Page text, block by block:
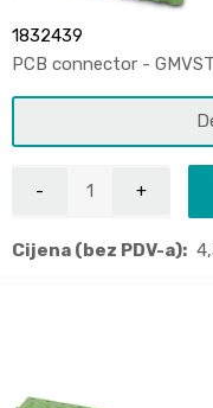
1832439
PCB connector -
Cijena (bez PDV-a):